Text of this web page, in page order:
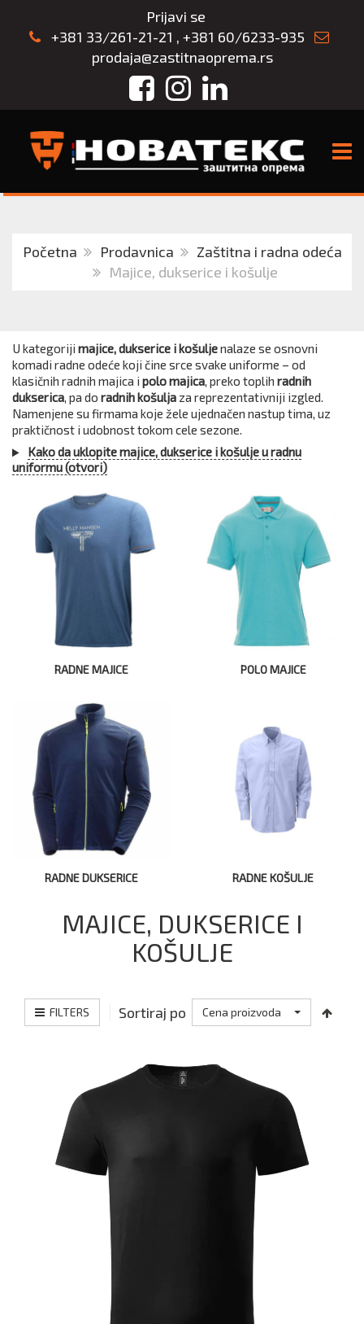
Prijavi se
+381 33/261-21-21 , +381 60/6233-935
prodaja@zastitnaoprema.rs
FacebookInstagram
LinkedIn
Početna Prodavnica
Zaštitna i radna odeća
Majice, dukserice i košulje
U kategoriji majice, dukserice i košuljenalaze se osnovni
komadi radne odeće koji čine srce svake uniforme – od
klasičnih radnih majica i polo majica, preko toplih radnih
dukserica, pa do radnih košulja za reprezentativniji izgled.
Namenjene su firmama koje žele ujednačen nastup tima, uz
praktičnost i udobnost tokom cele sezone.
Kako da uklopite majice, dukserice i košulje u radnu
uniformu (otvori)
RADNE MAJICE POLO MAJICE
RADNE DUKSERICE RADNE KOŠULJE
MAJICE, DUKSERICE I
KOŠULJE
FILTERS Sortiraj po Cena proizvoda